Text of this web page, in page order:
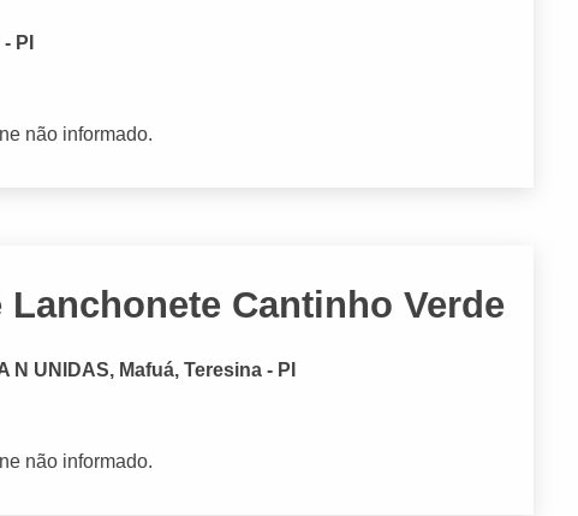
PI
não informado.
Cantinho Verde
N UNIDAS, Mafuá, Teresina - PI
não informado.